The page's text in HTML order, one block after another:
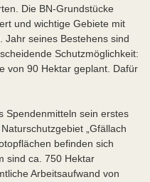
Die BN-Grundstücke
und wichtige Gebiete mit
Jahr seines Bestehens sind
Schutzmöglichkeit:
von 90 Hektar geplant. Dafür
Spendenmitteln sein erstes
„Gfällach
befinden sich
sind ca. 750 Hektar
Arbeitsaufwand von